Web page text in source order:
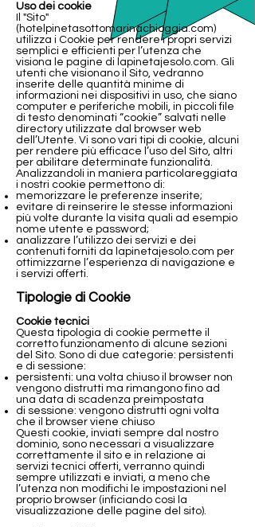
Uso dei cookie
Il "Sito"
(hotelpinetasottomarinachioggia.com)
utilizza i Cookie per rendere i propri servizi
semplici e efficienti per l’utenza che
visiona le pagine di lapinetajesolo.com. Gli
utenti che visionano il Sito, vedranno
inserite delle quantità minime di
informazioni nei dispositivi in uso, che siano
computer e periferiche mobili, in piccoli file
di testo denominati “cookie” salvati nelle
directory utilizzate dal browser web
dell’Utente. Vi sono vari tipi di cookie, alcuni
per rendere più efficace l’uso del Sito, altri
per abilitare determinate funzionalità.
Analizzandoli in maniera particolareggiata
i nostri cookie permettono di:
memorizzare le preferenze inserite;
evitare di reinserire le stesse informazioni
più volte durante la visita quali ad esempio
nome utente e password;
analizzare l’utilizzo dei servizi e dei
contenuti forniti da lapinetajesolo.com per
ottimizzarne l’esperienza di navigazione e
i servizi offerti.
Tipologie di Cookie
Cookie tecnici
Questa tipologia di cookie permette il
corretto funzionamento di alcune sezioni
del Sito. Sono di due categorie: persistenti
e di sessione:
persistenti: una volta chiuso il browser non
vengono distrutti ma rimangono fino ad
una data di scadenza preimpostata
di sessione: vengono distrutti ogni volta
che il browser viene chiuso
Questi cookie, inviati sempre dal nostro
dominio, sono necessari a visualizzare
correttamente il sito e in relazione ai
servizi tecnici offerti, verranno quindi
sempre utilizzati e inviati, a meno che
l’utenza non modifichi le impostazioni nel
proprio browser (inficiando così la
visualizzazione delle pagine del sito).